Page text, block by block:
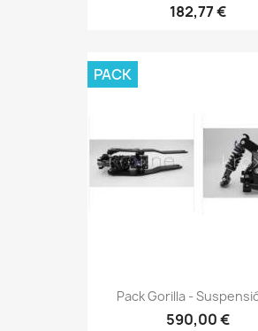
182,77 €
Pack Gorilla -
590,00 €
PACK